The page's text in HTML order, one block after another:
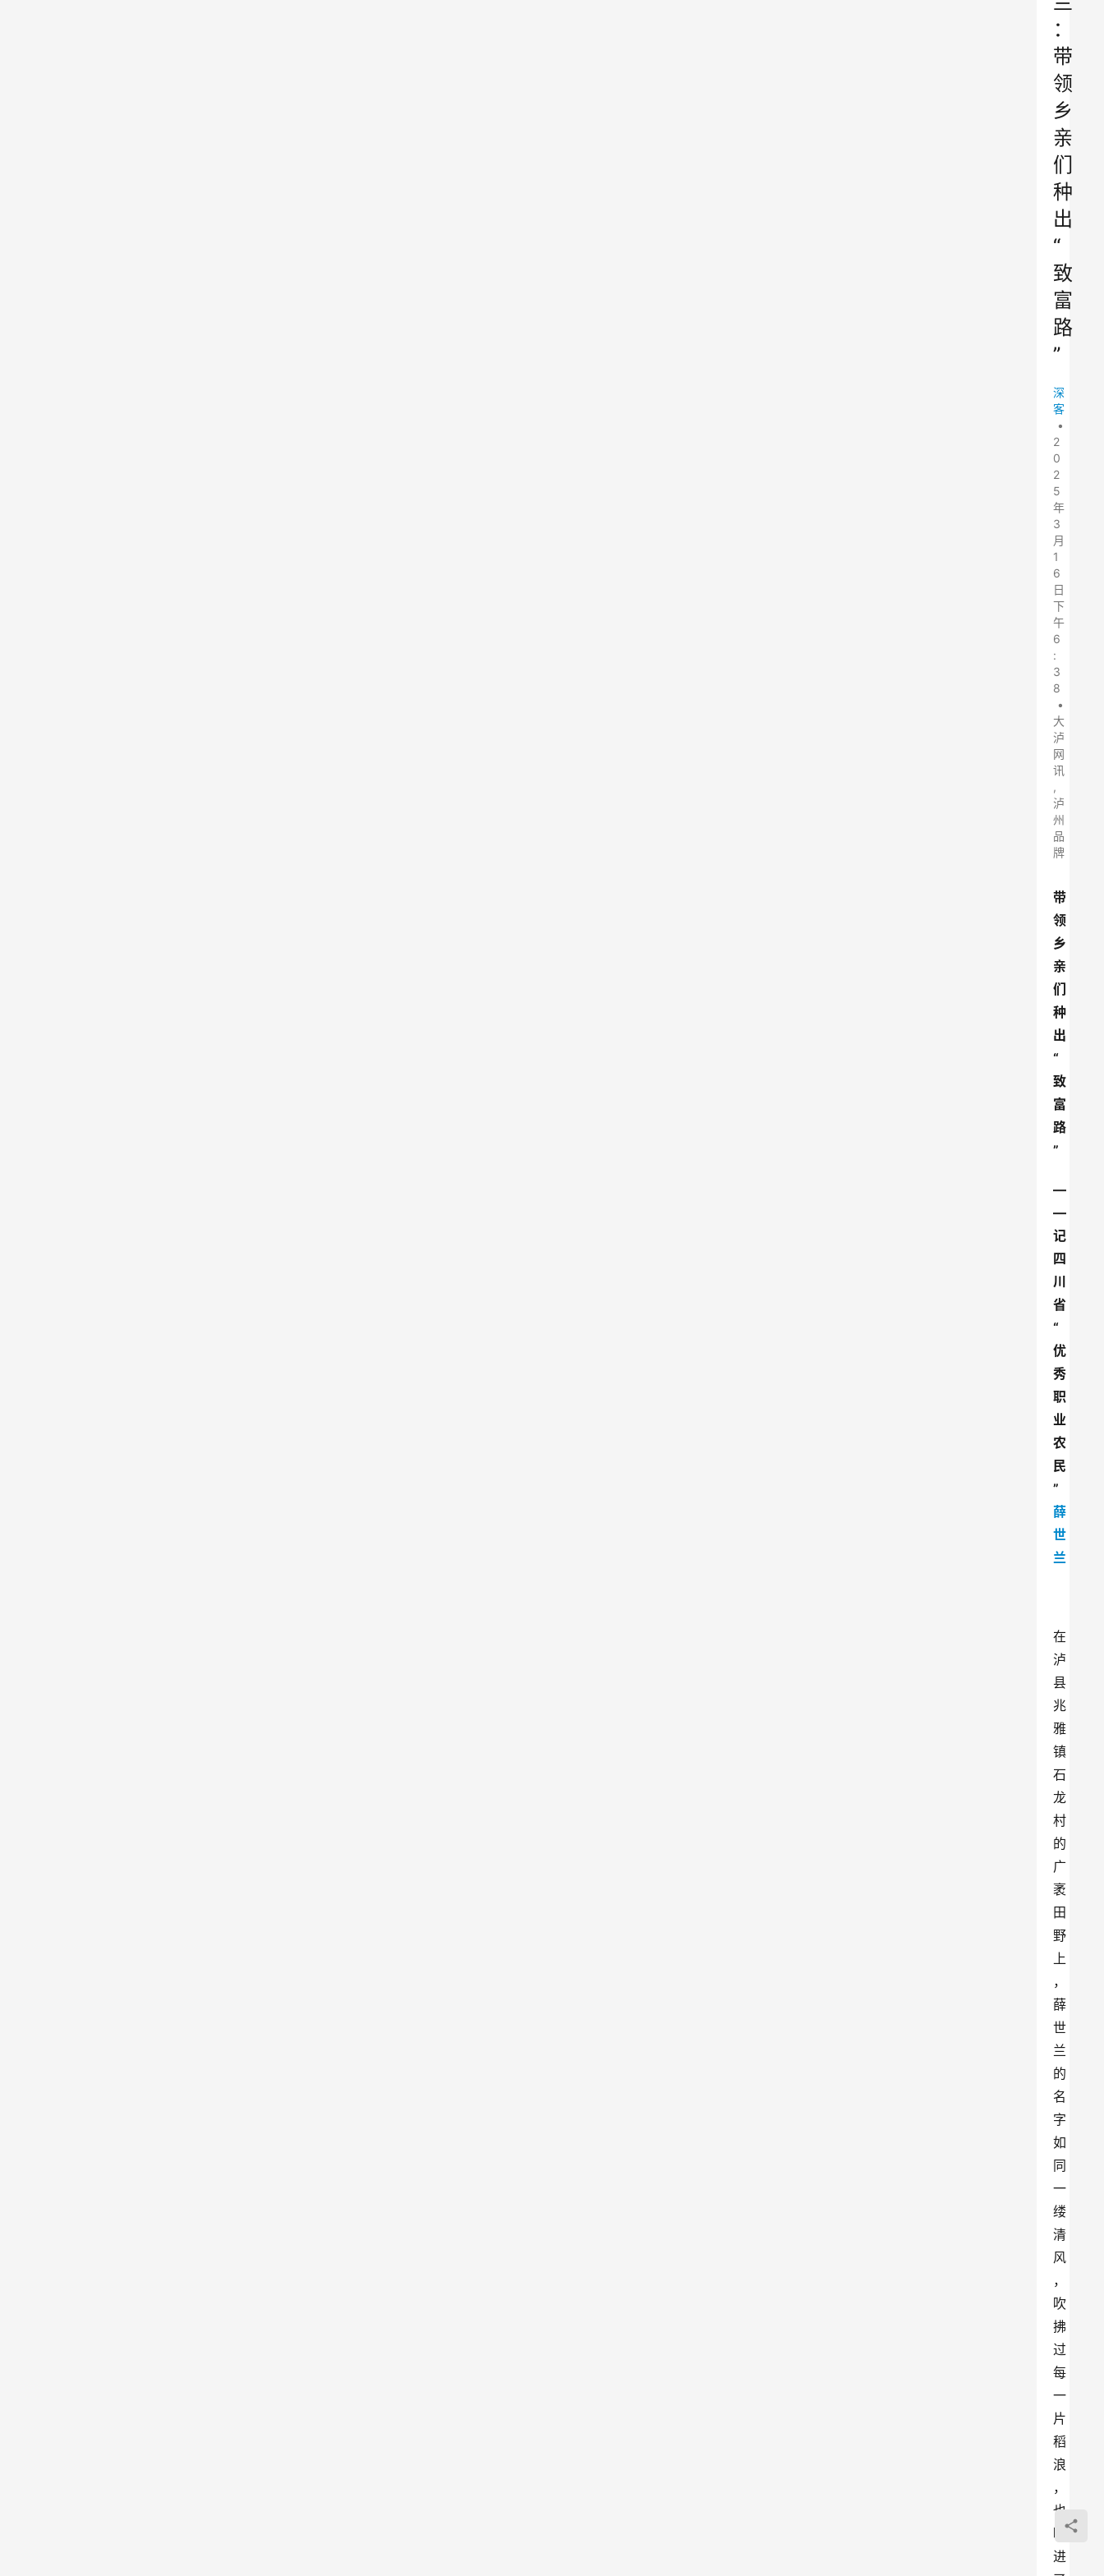
：
带
领
乡
亲
们
种
出
“
致
富
路
”
深
客
•
2
0
2
5
年
3
月
1
6
日
下
午
6
:
3
8
•
大
泸
网
讯
,
泸
州
品
牌
带
领
乡
亲
们
种
出
“
致
富
路
”
—
—
记
四
川
省
“
优
秀
职
业
农
民
”
薛
世
兰
在
泸
县
兆
雅
镇
石
龙
村
的
广
袤
田
野
上
，
薛
世
兰
的
名
字
如
同
一
缕
清
风
，
吹
拂
过
每
一
片
稻
浪
，
也
吹
进